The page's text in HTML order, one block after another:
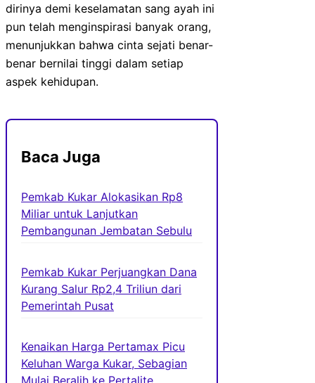
dirinya demi keselamatan sang ayah ini
pun telah menginspirasi banyak orang,
menunjukkan bahwa cinta sejati benar-
benar bernilai tinggi dalam setiap
aspek kehidupan.
Baca Juga
Pemkab Kukar Alokasikan Rp8
Miliar untuk Lanjutkan
Pembangunan Jembatan Sebulu
Pemkab Kukar Perjuangkan Dana
Kurang Salur Rp2,4 Triliun dari
Pemerintah Pusat
Kenaikan Harga Pertamax Picu
Keluhan Warga Kukar, Sebagian
Mulai Beralih ke Pertalite